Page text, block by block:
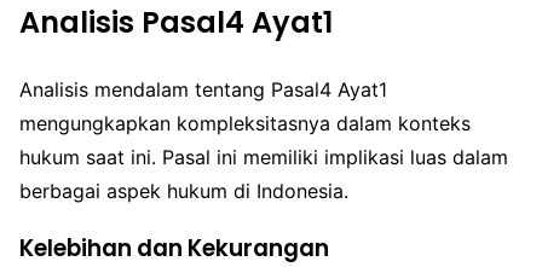
Analisis Pasal4 Ayat1
Analisis mendalam tentang Pasal4 Ayat1
mengungkapkan kompleksitasnya dalam konteks
hukum saat ini. Pasal ini memiliki implikasi luas dalam
berbagai aspek hukum di Indonesia.
Kelebihan dan Kekurangan